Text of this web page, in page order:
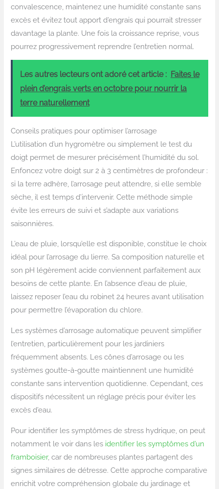
convalescence, maintenez une humidité constante sans
excès et évitez tout apport d’engrais qui pourrait stresser
davantage la plante. Une fois la croissance reprise, vous
pourrez progressivement reprendre l’entretien normal.
Les autres lecteurs ont adoré cet article : Faites le
plein d’engrais verts en octobre pour nourrir la
terre naturellement
Conseils pratiques pour optimiser l’arrosage
L’utilisation d’un hygromètre ou simplement le test du
doigt permet de mesurer précisément l’humidité du sol.
Enfoncez votre doigt sur 2 à 3 centimètres de profondeur :
si la terre adhère, l’arrosage peut attendre, si elle semble
sèche, il est temps d’intervenir. Cette méthode simple
évite les erreurs de suivi et s’adapte aux variations
saisonnières.
L’eau de pluie, lorsqu’elle est disponible, constitue le choix
idéal pour l’arrosage du lierre. Sa composition naturelle et
son pH légèrement acide conviennent parfaitement aux
besoins de cette plante. En l’absence d’eau de pluie,
laissez reposer l’eau du robinet 24 heures avant utilisation
pour permettre l’évaporation du chlore.
Les systèmes d’arrosage automatique peuvent simplifier
l’entretien, particulièrement pour les jardiniers
fréquemment absents. Les cônes d’arrosage ou les
systèmes goutte-à-goutte maintiennent une humidité
constante sans intervention quotidienne. Cependant, ces
dispositifs nécessitent un réglage précis pour éviter les
excès d’eau.
Pour identifier les symptômes de stress hydrique, on peut
notamment le voir dans les identifier les symptômes d’un
framboisier, car de nombreuses plantes partagent des
signes similaires de détresse. Cette approche comparative
enrichit votre compréhension globale du jardinage et